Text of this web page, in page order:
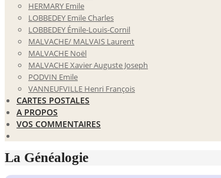
HERMARY Emile
LOBBEDEY Emile Charles
LOBBEDEY Émile-Louis-Cornil
MALVACHE/ MALVAIS Laurent
MALVACHE Noël
MALVACHE Xavier Auguste Joseph
PODVIN Emile
VANNEUFVILLE Henri François
CARTES POSTALES
A PROPOS
VOS COMMENTAIRES
La Généalogie